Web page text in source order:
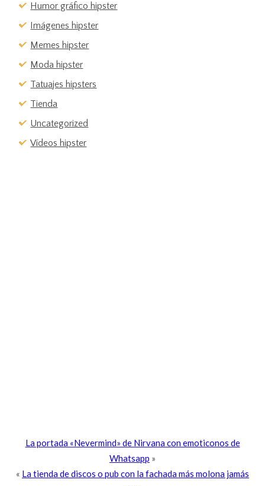
Humor gráfico hipster
Imágenes hipster
Memes hipster
Moda hipster
Tatuajes hipsters
Tienda
Uncategorized
Vídeos hipster
La portada «Nevermind» de Nirvana con emoticonos de
Whatsapp »
« La tienda de discos o pub con la fachada más molona jamás